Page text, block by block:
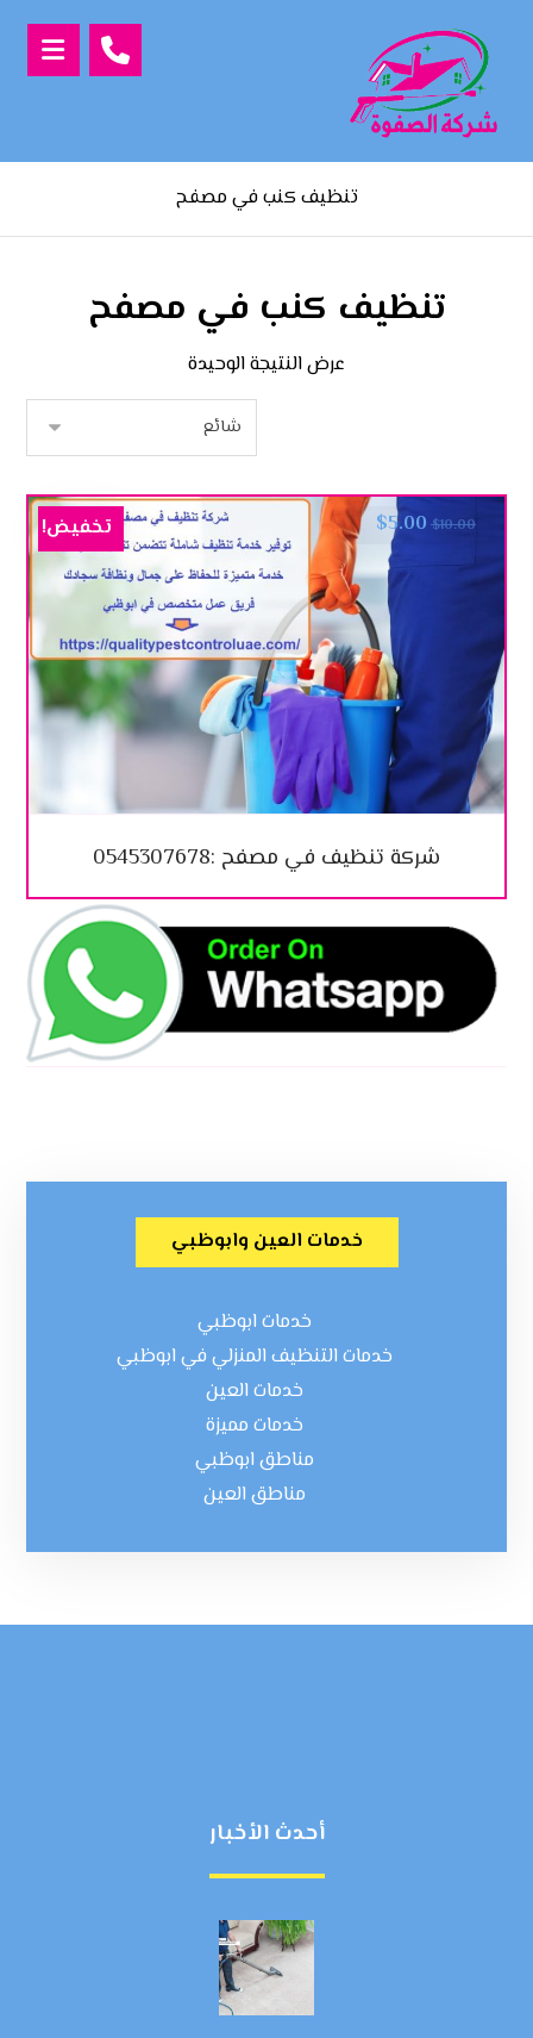
تنظيف كنب في مصفح
تنظيف كنب في مصفح
عرض النتيجة الوحيدة
شركة تنظيف في مصفح :0545307678
$10.00
$5.00 تخفيض!
خدمات العين وابوظبي
خدمات ابوظبي
خدمات التنظيف المنزلي في ابوظبي
خدمات العين
خدمات مميزة
مناطق ابوظبي
مناطق العين
أحدث الأخبار